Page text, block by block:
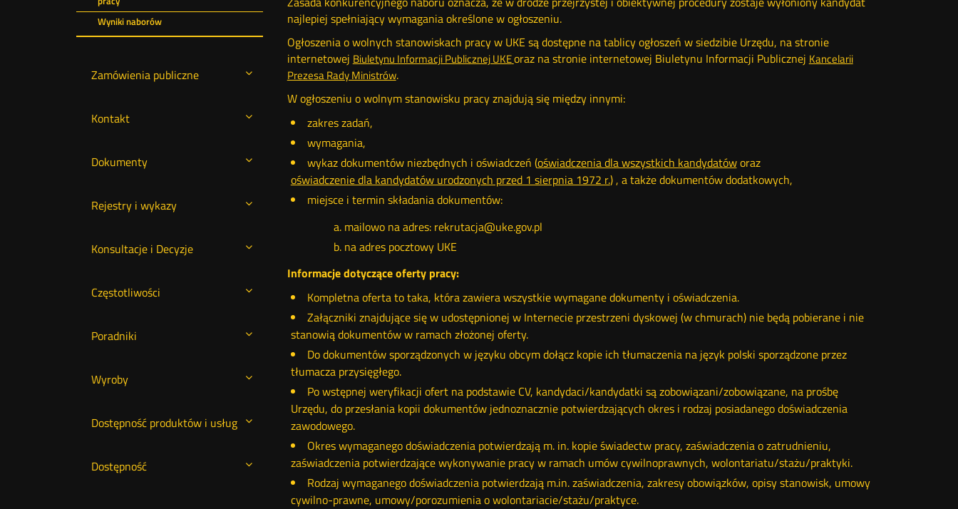
Wyniki naborów
Zamówienia publiczne
Kontakt
Dokumenty
Rejestry i wykazy
Konsultacje i Decyzje
Częstotliwości
Poradniki
Wyroby
Dostępność produktów i usług
Dostępność
najlepiej spełniający wymagania określone w ogłoszeniu.
Ogłoszenia o wolnych stanowiskach pracy w UKE są dostępne na tablicy ogłoszeń w siedzibie Urzędu, na stronie
internetowej Biuletynu Informacji Publicznej UKEOtwórz
nowym
oknie
oraz na stronie internetowej Biuletynu Informacji Publicznej Kancelarii
Prezesa Rady Ministrów.
W ogłoszeniu o wolnym stanowisku pracy znajdują się między innymi:
zakres zadań,
wymagania,
wykaz dokumentów niezbędnych i oświadczeń (oświadczenia dla wszystkich kandydatówOtwórz
w
oraz
oświadczenie dla kandydatów urodzonych przed 1 sierpnia 1972 r.) , a także dokumentów dodatkowych,
miejsce i termin składania dokumentów:
mailowo na adres: rekrutacja@uke.gov.pl
na adres pocztowy UKE
Informacje dotyczące oferty pracy:
Kompletna oferta to taka, która zawiera wszystkie wymagane dokumenty i oświadczenia.
Załączniki znajdujące się w udostępnionej w Internecie przestrzeni dyskowej (w chmurach) nie będą pobierane i nie
stanowią dokumentów w ramach złożonej oferty.
Do dokumentów sporządzonych w języku obcym dołącz kopie ich tłumaczenia na język polski sporządzone przez
tłumacza przysięgłego.
Po wstępnej weryfikacji ofert na podstawie CV, kandydaci/kandydatki są zobowiązani/zobowiązane, na prośbę
Urzędu, do przesłania kopii dokumentów jednoznacznie potwierdzających okres i rodzaj posiadanego doświadczenia
zawodowego.
Okres wymaganego doświadczenia potwierdzają m. in. kopie świadectw pracy, zaświadczenia o zatrudnieniu,
zaświadczenia potwierdzające wykonywanie pracy w ramach umów cywilnoprawnych, wolontariatu/stażu/praktyki.
Rodzaj wymaganego doświadczenia potwierdzają m.in. zaświadczenia, zakresy obowiązków, opisy stanowisk, umowy
cywilno-prawne, umowy/porozumienia o wolontariacie/stażu/praktyce.